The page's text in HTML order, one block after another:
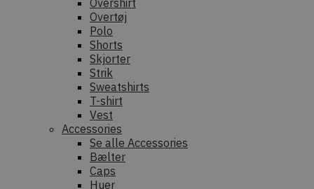
Overshirt
Overtøj
Polo
Shorts
Skjorter
Strik
Sweatshirts
T-shirt
Vest
Accessories
Se alle Accessories
Bælter
Caps
Huer